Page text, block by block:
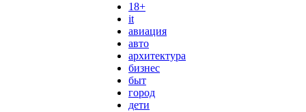
18+
it
авиация
авто
архитектура
бизнес
быт
город
дети